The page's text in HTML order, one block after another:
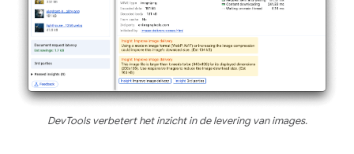
DevTools verbetert het inzicht in de levering van images.